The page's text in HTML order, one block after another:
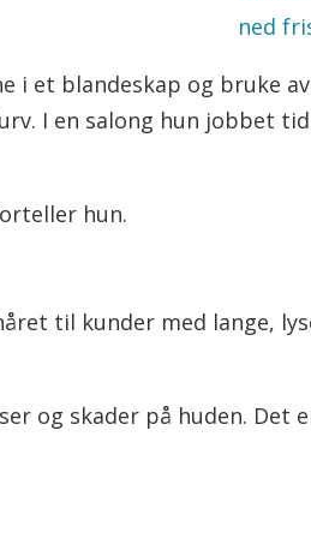
ned
i et blandeskap og bruke
I en salong hun jobbet
hun.
til kunder med lange,
og skader på huden. Det